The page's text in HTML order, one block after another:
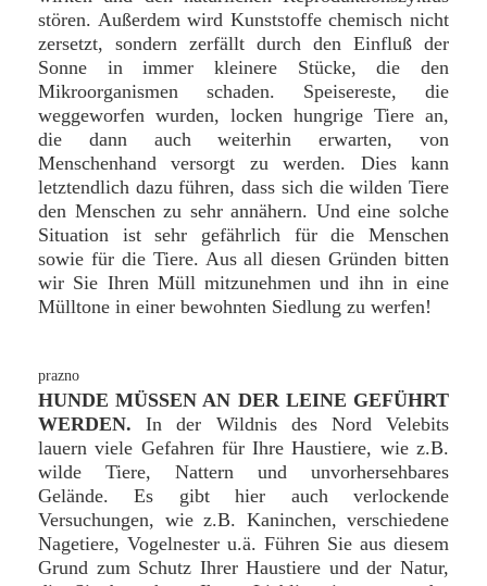
stören. Außerdem wird Kunststoffe chemisch nicht
zersetzt, sondern zerfällt durch den Einfluß der
Sonne in immer kleinere Stücke, die den
Mikroorganismen schaden. Speisereste, die
weggeworfen wurden, locken hungrige Tiere an,
die dann auch weiterhin erwarten, von
Menschenhand versorgt zu werden. Dies kann
letztendlich dazu führen, dass sich die wilden Tiere
den Menschen zu sehr annähern. Und eine solche
Situation ist sehr gefährlich für die Menschen
sowie für die Tiere. Aus all diesen Gründen bitten
wir Sie Ihren Müll mitzunehmen und ihn in eine
Mülltone in einer bewohnten Siedlung zu werfen!
HUNDE MÜSSEN AN DER LEINE GEFÜHRT
WERDEN. In der Wildnis des Nord Velebits
lauern viele Gefahren für Ihre Haustiere, wie z.B.
wilde Tiere, Nattern und unvorhersehbares
Gelände. Es gibt hier auch verlockende
Versuchungen, wie z.B. Kaninchen, verschiedene
Nagetiere, Vogelnester u.ä. Führen Sie aus diesem
Grund zum Schutz Ihrer Haustiere und der Natur,